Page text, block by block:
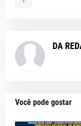
DA
Você pode gostar